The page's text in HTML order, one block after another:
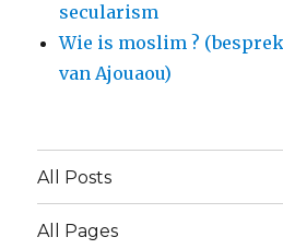
secularism
Wie is moslim ?
van Ajouaou)
All Posts
All Pages